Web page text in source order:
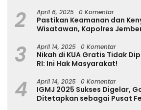
2 April 6, 2025 0 Komentar
Pastikan Keamanan dan
Wisatawan, Kapolres
3 April 14, 2025 0 Komentar
Nikah di KUA Gratis Tidak
RI: Ini Hak Masyarakat!
4 April 14, 2025 0 Komentar
IGMJ 2025 Sukses Digelar,
Ditetapkan sebagai Pusat